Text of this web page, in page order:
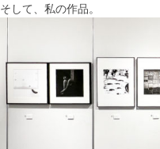
そして、私の作品。